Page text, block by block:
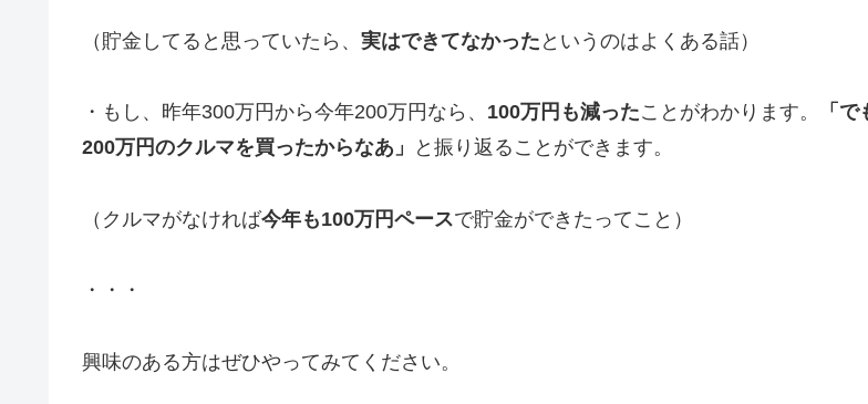
（貯金してると思っていたら、 実はできてなかった というのはよくある話）
・もし、昨年300万円から今年200万円なら、 100万円も減ったことがわかります。
「
200万円のクルマを買ったからなあ」
と振り返ることができます。
（クルマがなければ今年も100万円ペースで貯金ができたってこと）
・・・
興味のある方はぜひやってみてください。